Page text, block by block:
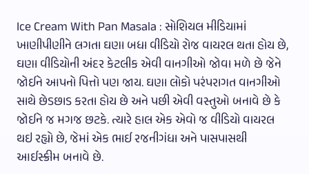
Ice Cream With Pan Masala : સોશિયલ મીડિયામાં
ખાણીપીણીને લગતા ઘણા બધા વીડિયો રોજ વાયરલ થતા હોય છે,
ઘણા વીડિયોની અંદર કેટલીક એવી વાનગીઓ જોવા મળે છે જેને
જોઈને આપનો પિત્તો પણ જાય. ઘણા લોકો પરંપરાગત વાનગીઓ
સાથે છેડછાડ કરતા હોય છે અને પછી એવી વસ્તુઓ બનાવે છે કે
જોઈને જ મગજ છટકે. ત્યારે હાલ એક એવો જ વીડિયો વાયરલ
થઇ રહ્યો છે, જેમાં એક ભાઈ રજનીગંધા અને પાસપાસથી
આઈસ્ક્રીમ બનાવે છે.